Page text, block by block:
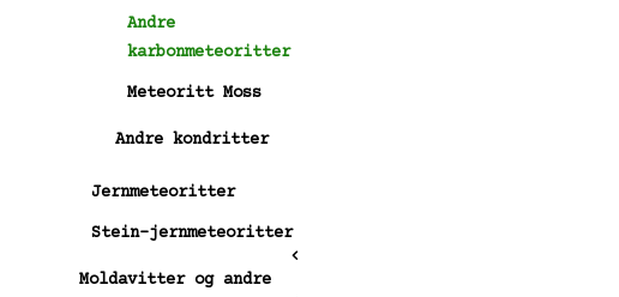
Andre
karbonmeteoritter
Meteoritt Moss
Andre kondritter
Jernmeteoritter
Stein-jernmeteoritter
Moldavitter og andre